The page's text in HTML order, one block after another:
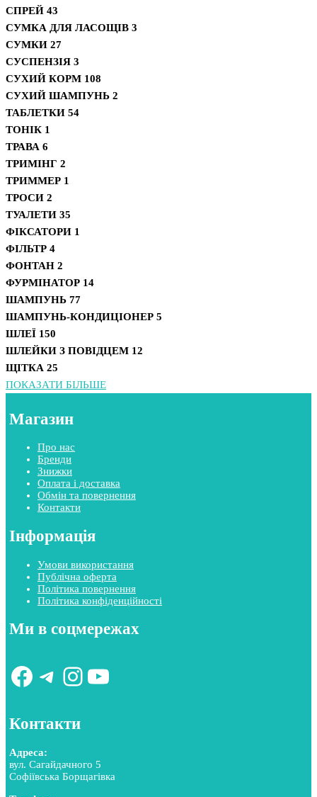
СПРЕЙ 43
СУМКА ДЛЯ ЛАСОЩІВ 3
СУМКИ 27
СУСПЕНЗІЯ 3
СУХИЙ КОРМ 108
СУХИЙ ШАМПУНЬ 2
ТАБЛЕТКИ 54
ТОНІК 1
ТРАВА 6
ТРИМІНГ 2
ТРИММЕР 1
ТРОСИ 2
ТУАЛЕТИ 35
ФІКСАТОРИ 1
ФІЛЬТР 4
ФОНТАН 2
ФУРМІНАТОР 14
ШАМПУНЬ 77
ШАМПУНЬ-КОНДИЦІОНЕР 5
ШЛЕЇ 150
ШЛЕЙКИ З ПОВІДЦЕМ 12
ЩІТКА 25
ПОКАЗАТИ БІЛЬШЕ
Магазин
Про нас
Бренди
Знижки
Оплата і доставка
Обмін та повернення
Контакти
Інформація
Умови використання
Публічна оферта
Політика повернення
Політика конфіденційності
Ми в соцмережах
Facebook
Telegram
Instagram
YouTube
Контакти
Адреса:
вул. Сагайдачного 5
Софіївська Борщагівка